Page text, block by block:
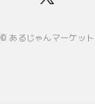
© あるじゃんマーケット